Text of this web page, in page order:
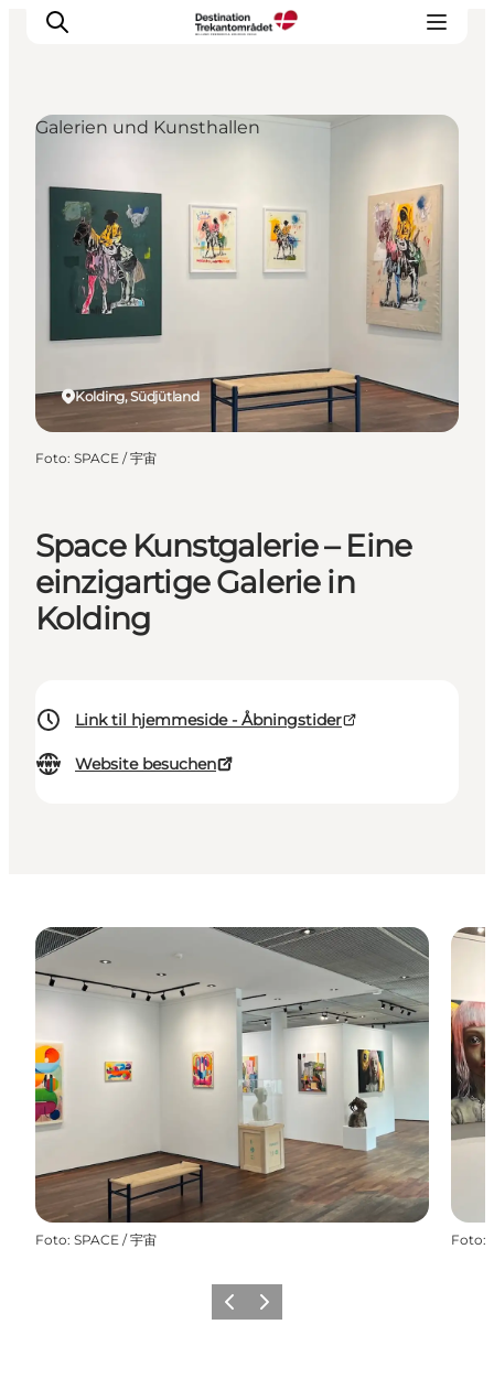
LEGOLAND® Billund Resort
Städte
Erlebnisse
Unterkünfte
Reiseplanung
Tickets
Space Kunstgalerie – Eine
einzigartige Galerie in
Kolding
Link til hjemmeside - Åbningstider
Website besuchen
Kolding, Südjütland
Galerien und Kunsthallen
Foto: SPACE / 宇宙
Foto: SPACE / 宇宙 Foto:
Vorherige Folie
Nächste Folie